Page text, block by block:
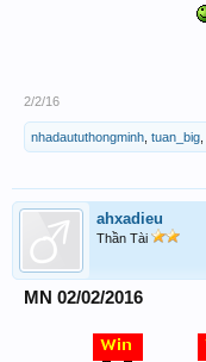
2/2/16
nhadaututhongminh tuan_big
ahxadieu
Thần Tài
MN 02/02/2016